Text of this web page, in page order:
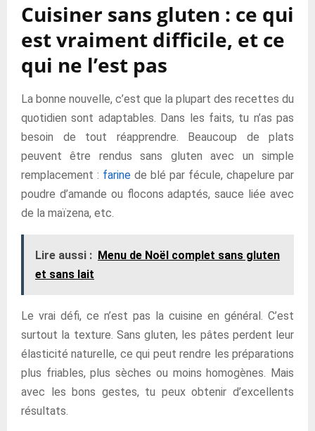
Cuisiner sans gluten : ce qui
est vraiment difficile, et ce
qui ne l’est pas
La bonne nouvelle, c’est que la plupart des recettes du
quotidien sont adaptables. Dans les faits, tu n’as pas
besoin de tout réapprendre. Beaucoup de plats
peuvent être rendus sans gluten avec un simple
remplacement : farine de blé par fécule, chapelure par
poudre d’amande ou flocons adaptés, sauce liée avec
de la maïzena, etc.
Lire aussi : Menu de Noël complet sans gluten
et sans lait
Le vrai défi, ce n’est pas la cuisine en général. C’est
surtout la texture. Sans gluten, les pâtes perdent leur
élasticité naturelle, ce qui peut rendre les préparations
plus friables, plus sèches ou moins homogènes. Mais
avec les bons gestes, tu peux obtenir d’excellents
résultats.